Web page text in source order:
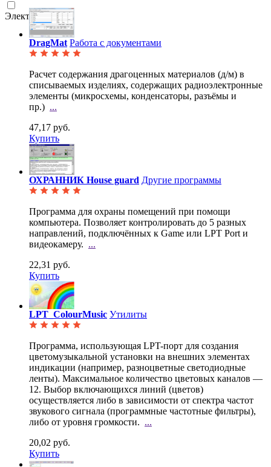
Электронная
DragMat Работа с документами
Расчет содержания драгоценных материалов (д/м) в
списываемых изделиях, содержащих радиоэлектронные
элементы (микросхемы, конденсаторы, разъёмы и
пр.) ...
47,17 руб.
Купить
ОХРАННИК House guard Другие программы
Программа для охраны помещений при помощи
компьютера. Позволяет контролировать до 5 разных
направлений, подключённых к Game или LPT Port и
видеокамеру. ...
22,31 руб.
Купить
LPT_ColourMusic Утилиты
Программа, использующая LPT-порт для создания
цветомузыкальной установки на внешних элементах
индикации (например, разноцветные светодиодные
ленты). Максимальное количество цветовых каналов —
12. Выбор включающихся линий (цветов)
осуществляется либо в зависимости от спектра частот
звукового сигнала (программные частотные фильтры),
либо от уровня громкости. ...
20,02 руб.
Купить